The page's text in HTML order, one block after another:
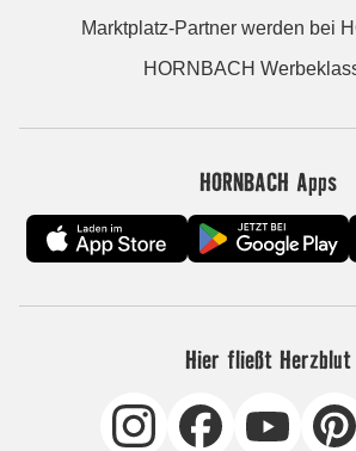
Marktplatz-Partner werden bei
HORNBACH
HORNBACH Apps
Hier fließt Herzblut